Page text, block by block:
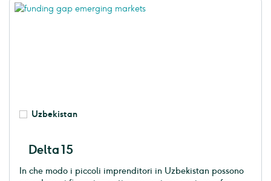
Uzbekistan
Delta 15
In che modo i piccoli imprenditori in Uzbekistan possono